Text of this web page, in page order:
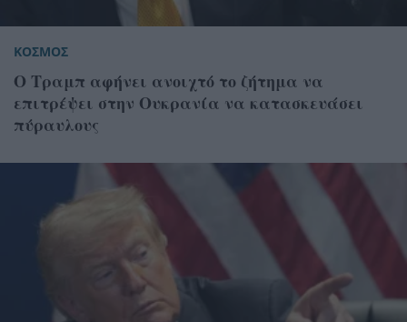
ΚΟΣΜΟΣ
Ο Τραμπ αφήνει ανοιχτό το ζήτημα να
επιτρέψει στην Ουκρανία να κατασκευάσει
πύραυλους